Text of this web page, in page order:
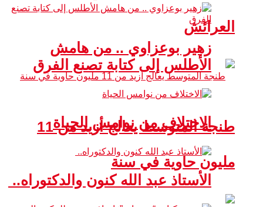
العرائش
طنجة المتوسط يعالج أزيد من 11
مليون حاوية في سنة
زهير بوعزاوي .. من هامش
الأطلس إلى كتابة تصنع الفرق
الاختلاف من نوامس الحياة
الأستاذ عبد الله كنون والدكتوراه..